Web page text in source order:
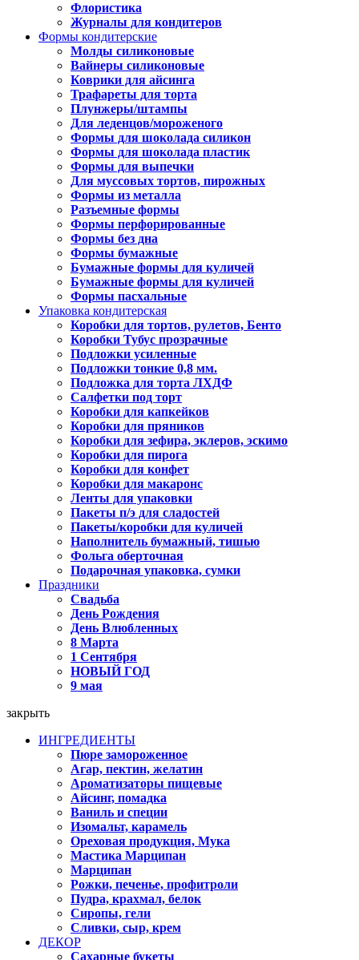
Флористика
Журналы для кондитеров
Формы кондитерские
Молды силиконовые
Вайнеры силиконовые
Коврики для айсинга
Трафареты для торта
Плунжеры/штампы
Для леденцов/мороженого
Формы для шоколада силикон
Формы для шоколада пластик
Формы для выпечки
Для муссовых тортов, пирожных
Формы из металла
Разъемные формы
Формы перфорированные
Формы без дна
Формы бумажные
Бумажные формы для куличей
Бумажные формы для куличей
Формы пасхальные
Упаковка кондитерская
Коробки для тортов, рулетов, Бенто
Коробки Тубус прозрачные
Подложки усиленные
Подложки тонкие 0,8 мм.
Подложка для торта ЛХДФ
Салфетки под торт
Коробки для капкейков
Коробки для пряников
Коробки для зефира, эклеров, эскимо
Коробки для пирога
Коробки для конфет
Коробки для макаронс
Ленты для упаковки
Пакеты п/э для сладостей
Пакеты/коробки для куличей
Наполнитель бумажный, тишью
Фольга оберточная
Подарочная упаковка, сумки
Праздники
Свадьба
День Рождения
День Влюбленных
8 Марта
1 Сентября
НОВЫЙ ГОД
9 мая
закрыть
ИНГРЕДИЕНТЫ
Пюре замороженное
Агар, пектин, желатин
Ароматизаторы пищевые
Айсинг, помадка
Ваниль и специи
Изомальт, карамель
Ореховая продукция, Мука
Мастика Марципан
Марципан
Рожки, печенье, профитроли
Пудра, крахмал, белок
Сиропы, гели
Сливки, сыр, крем
ДЕКОР
Сахарные букеты